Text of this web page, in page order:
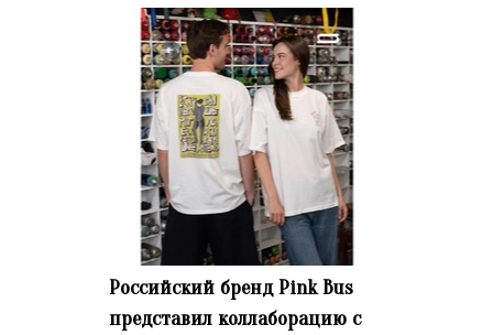
Российский бренд Pink Bus
представил коллаборацию с